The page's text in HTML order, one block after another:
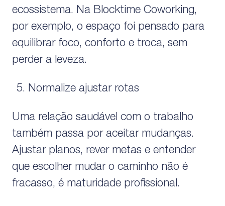
ecossistema. Na Blocktime Coworking,
por exemplo, o espaço foi pensado para
equilibrar foco, conforto e troca, sem
perder a leveza.
Normalize ajustar rotas
Uma relação saudável com o trabalho
também passa por aceitar mudanças.
Ajustar planos, rever metas e entender
que escolher mudar o caminho não é
fracasso, é maturidade profissional.